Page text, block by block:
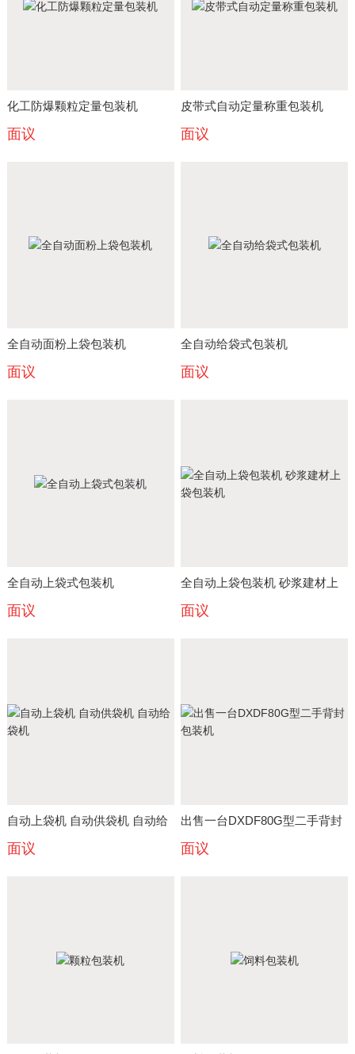
化工防爆颗粒定量包装机
面议
皮带式自动定量称重包装机
面议
全自动面粉上袋包装机
面议
全自动给袋式包装机
面议
全自动上袋式包装机
面议
全自动上袋包装机 砂浆建材上
袋包装机
面议
自动上袋机 自动供袋机 自动给
袋机
面议
出售一台DXDF80G型二手背封
包装机
面议